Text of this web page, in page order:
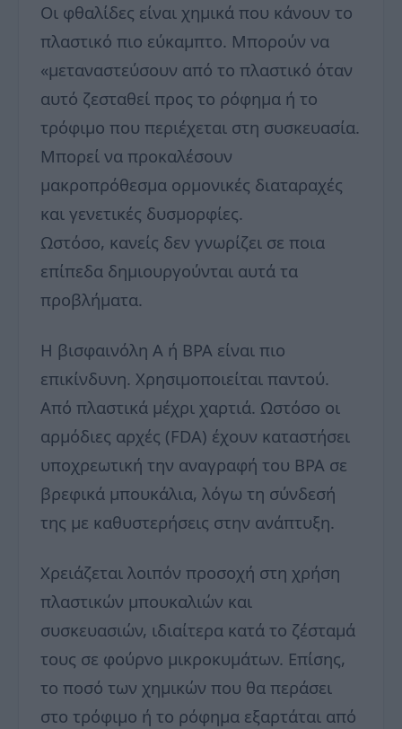
Οι φθαλίδες είναι χημικά που κάνουν το
πλαστικό πιο εύκαμπτο. Μπορούν να
«μεταναστεύσουν από το πλαστικό όταν
αυτό ζεσταθεί προς το ρόφημα ή το
τρόφιμο που περιέχεται στη συσκευασία.
Μπορεί να προκαλέσουν
μακροπρόθεσμα ορμονικές διαταραχές
και γενετικές δυσμορφίες.
Ωστόσο, κανείς δεν γνωρίζει σε ποια
επίπεδα δημιουργούνται αυτά τα
προβλήματα.
Η βισφαινόλη Α ή BPA είναι πιο
επικίνδυνη. Χρησιμοποιείται παντού.
Από πλαστικά μέχρι χαρτιά. Ωστόσο οι
αρμόδιες αρχές (FDA) έχουν καταστήσει
υποχρεωτική την αναγραφή του BPA σε
βρεφικά μπουκάλια, λόγω τη σύνδεσή
της με καθυστερήσεις στην ανάπτυξη.
Χρειάζεται λοιπόν προσοχή στη χρήση
πλαστικών μπουκαλιών και
συσκευασιών, ιδιαίτερα κατά το ζέσταμά
τους σε φούρνο μικροκυμάτων. Επίσης,
το ποσό των χημικών που θα περάσει
στο τρόφιμο ή το ρόφημα εξαρτάται από